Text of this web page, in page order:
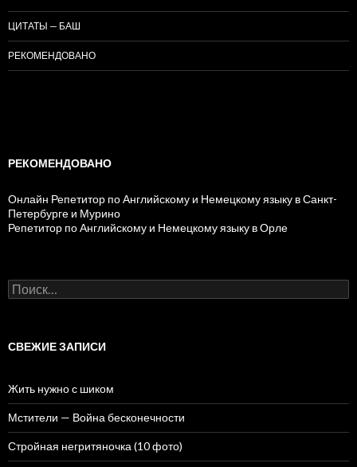
ЦИТАТЫ — БАШ
РЕКОМЕНДОВАНО
РЕКОМЕНДОВАНО
Онлайн Репетитор по Английскому и Немецкому языку в Санкт-
Петербурге и Мурино
Репетитор по Английскому и Немецкому языку в Орле
Н
а
и
СВЕЖИЕ ЗАПИСИ
Жить нужно с шиком
Мстители — Война бесконечности
Стройная негритяночка (10 фото)